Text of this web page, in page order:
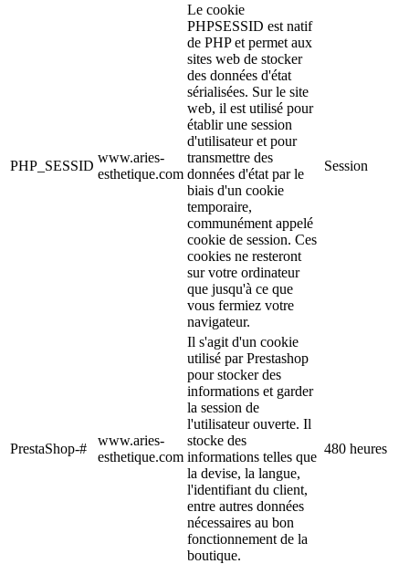
PHP_SESSID
www.aries-
esthetique.com
Le cookie
PHPSESSID est natif
de PHP et permet aux
sites web de stocker
des données d'état
sérialisées. Sur le site
web, il est utilisé pour
établir une session
d'utilisateur et pour
transmettre des
données d'état par le
biais d'un cookie
temporaire,
communément appelé
cookie de session. Ces
cookies ne resteront
sur votre ordinateur
que jusqu'à ce que
vous fermiez votre
navigateur.
Session
PrestaShop-#
www.aries-
esthetique.com
Il s'agit d'un cookie
utilisé par Prestashop
pour stocker des
informations et garder
la session de
l'utilisateur ouverte. Il
stocke des
informations telles que
la devise, la langue,
l'identifiant du client,
entre autres données
nécessaires au bon
fonctionnement de la
boutique.
480 heures